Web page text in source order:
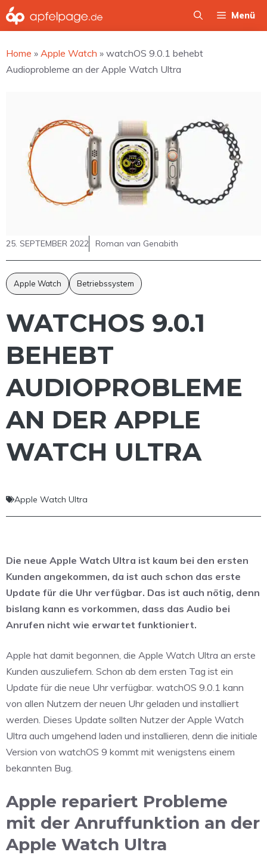
Zum
Inhalt
Menü
Home » Apple Watch » watchOS 9.0.1 behebt
Audioprobleme an der Apple Watch Ultra
25. SEPTEMBER 2022 Roman van Genabith
Apple Watch Betriebssystem
WATCHOS 9.0.1
BEHEBT
AUDIOPROBLEME
AN DER APPLE
WATCH ULTRA
Apple Watch Ultra
Die neue Apple Watch Ultra ist kaum bei den ersten
Kunden angekommen, da ist auch schon das erste
Update für die Uhr verfügbar. Das ist auch nötig, denn
bislang kann es vorkommen, dass das Audio bei
Anrufen nicht wie erwartet funktioniert.
Apple hat damit begonnen, die Apple Watch Ultra an erste
Kunden auszuliefern. Schon ab dem ersten Tag ist ein
Update für die neue Uhr verfügbar. watchOS 9.0.1 kann
von allen Nutzern der neuen Uhr geladen und installiert
werden. Dieses Update sollten Nutzer der Apple Watch
Ultra auch umgehend laden und installieren, denn die initiale
Version von watchOS 9 kommt mit wenigstens einem
bekannten Bug.
Apple repariert Probleme
mit der Anruffunktion an der
Apple Watch Ultra